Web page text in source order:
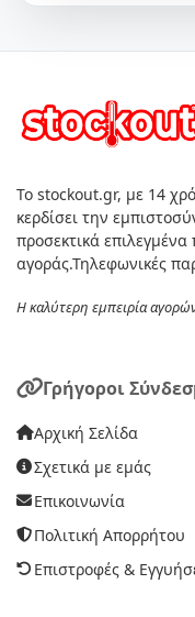
Το stockout.gr, με 14
κερδίσει την
προσεκτικά επιλεγμένα
αγοράς.Τηλεφωνικές
Η καλύτερη εμπειρία
Γρήγοροι
Αρχική Σελίδα
Σχετικά με εμάς
Επικοινωνία
Πολιτική Απορρήτου
Επιστροφές &